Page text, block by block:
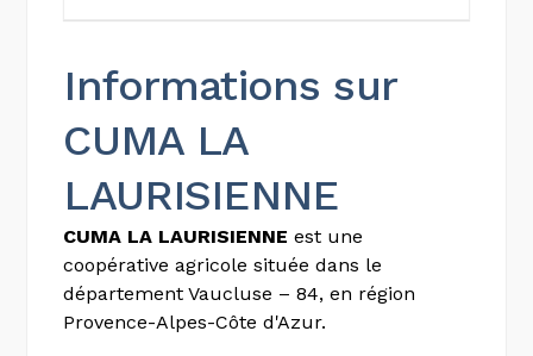
Informations sur
CUMA LA
LAURISIENNE
CUMA LA LAURISIENNE est une
coopérative agricole située dans le
département Vaucluse – 84, en région
Provence-Alpes-Côte d'Azur.